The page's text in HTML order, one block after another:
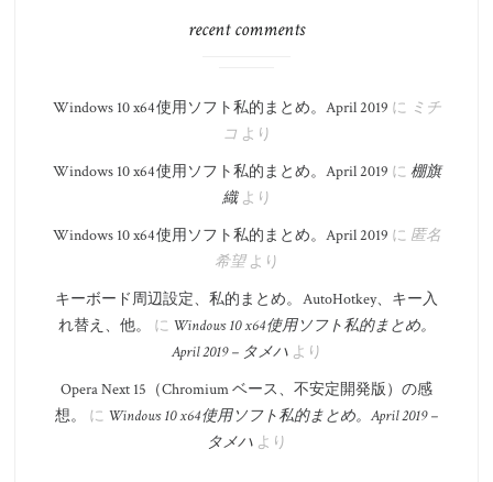
recent comments
Windows 10 x64 使用ソフト私的まとめ。​April 2019 に ミチ
コ より
Windows 10 x64 使用ソフト私的まとめ。​April 2019 に 棚旗
織より
Windows 10 x64 使用ソフト私的まとめ。​April 2019 に 匿名
希望より
キーボード周辺設定、私的まとめ。 AutoHotkey、キー入
れ替え、他。
に Windows 10 x64 使用ソフト私的まとめ。​
April 2019 – タメハより
Opera Next 15（Chromium ベース、不安定開発版）の感
想。
に Windows 10 x64 使用ソフト私的まとめ。​April 2019 –
タメハより